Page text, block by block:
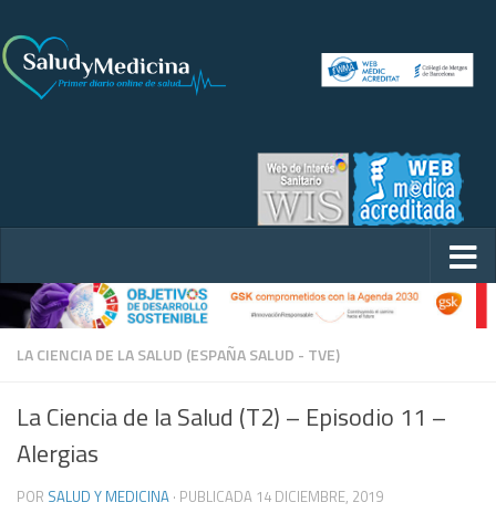
LA CIENCIA DE LA SALUD (ESPAÑA SALUD - TVE)
La Ciencia de la Salud (T2) – Episodio 11 –
Alergias
POR SALUD Y MEDICINA · PUBLICADA 14 DICIEMBRE, 2019